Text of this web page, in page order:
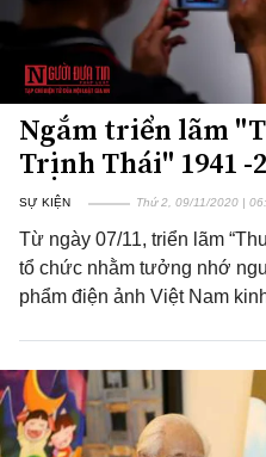
Ngắm triển lãm
Trịnh Thái" 1941 -
SỰ KIỆN Thứ 2, 09/11/2020 |
Từ ngày 07/11, triển lãm
tổ chức nhằm tưởng nhớ
phẩm điện ảnh Việt Nam